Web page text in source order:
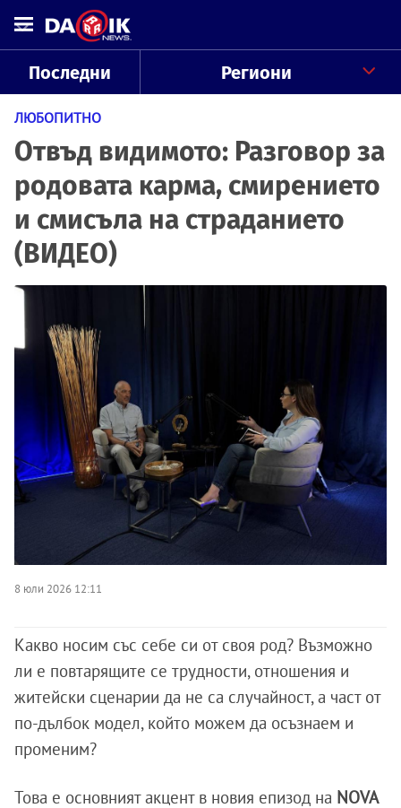
Последни Региони
ЛЮБОПИТНО
Отвъд видимото: Разговор за
родовата карма, смирението
и смисъла на страданието
(ВИДЕО)
8 юли 2026 12:11
Какво носим със себе си от своя род? Възможно
ли е повтарящите се трудности, отношения и
житейски сценарии да не са случайност, а част от
по-дълбок модел, който можем да осъзнаем и
променим?
Това е основният акцент в новия епизод на NOVA